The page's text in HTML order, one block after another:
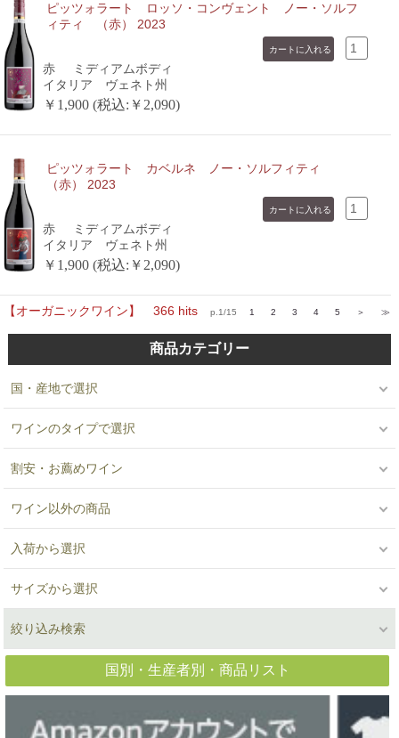
ピッツォラート ロッソ・コンヴェント ノー・ソルフ
ィティ （赤） 2023
赤
ミディアムボディ
イタリア ヴェネト州
￥1,900 (税込:￥2,090)
ピッツォラート カベルネ ノー・ソルフィティ
（赤） 2023
赤
ミディアムボディ
イタリア ヴェネト州
￥1,900 (税込:￥2,090)
【オーガニックワイン】 366 hitsp.1/15 1 2 3 4 5 ＞ ≫
商品カテゴリー
国・産地で選択
ワインのタイプで選択
割安・お薦めワイン
ワイン以外の商品
入荷から選択
サイズから選択
絞り込み検索
国別・生産者別・商品リスト